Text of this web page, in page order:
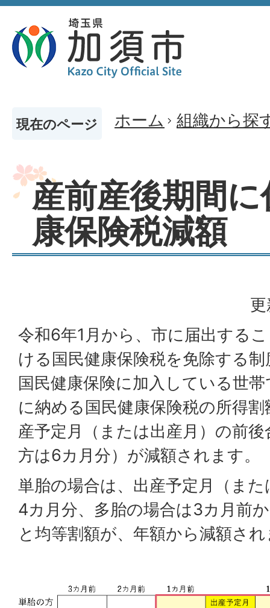
現在のページ ホーム 組織から探
産前産後期間
康保険税減額
令和6年1月から、市に届出する
ける国民健康保険税を免除する
国民健康保険に加入している世
に納める国民健康保険税の所得
産予定月（または出産月）の前
方は6カ月分）が減額されます。
単胎の場合は、出産予定月（ま
4カ月分、多胎の場合は3カ月前
と均等割額が、年額から減額さ